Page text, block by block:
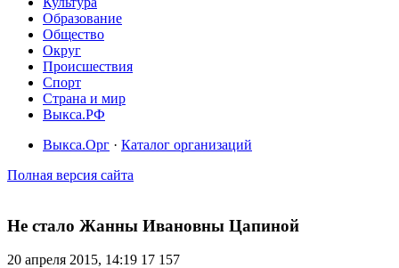
Образование
Общество
Округ
Происшествия
Спорт
Страна и мир
Выкса.РФ
Выкса.Орг · Каталог организаций
Полная версия сайта
Не стало Жанны Ивановны Цапиной
20 апреля 2015, 14:19 17 157